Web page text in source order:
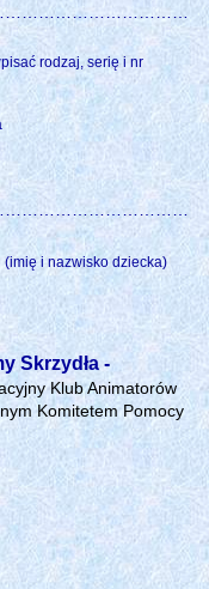
rodzaj, serię i nr
(imię i nazwisko dziecka)
Skrzydła -
Klub Animatorów
Komitetem Pomocy